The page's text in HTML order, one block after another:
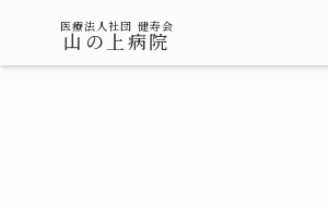
医療法人社団 健寿会
山の上病院